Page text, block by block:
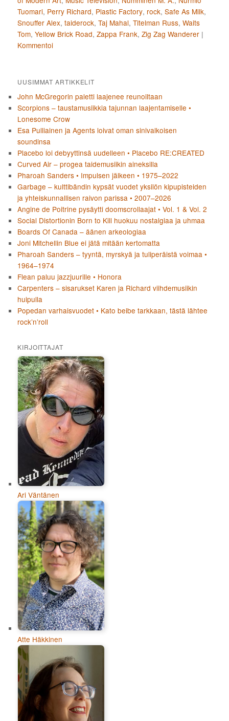
Tuomari, Perry Richard, Plastic Factory, rock,Safe As Milk,
Snouffer Alex,taiderock,Taj Mahal,Titelman Russ,Waits
Tom,Yellow Brick Road,Zappa Frank,Zig Zag Wanderer |
Kommentoi
UUSIMMAT ARTIKKELIT
John McGregorin paletti laajenee reunoiltaan
Scorpions – taustamusiikkia tajunnan laajentamiselle •
Lonesome Crow
Esa Pulliainen ja Agents loivat oman sinivalkoisen
soundinsa
Placebo loi debyyttinsä uudelleen • Placebo RE:CREATED
Curved Air – progea taidemusiikin aineksilla
Pharoah Sanders • Impulsen jälkeen • 1975–2022
Garbage – kulttibändin kypsät vuodet yksilön kipupisteiden
ja yhteiskunnallisen raivon parissa • 2007–2026
Angine de Poitrine pysäytti doomscrollaajat • Vol. 1 & Vol. 2
Social Distortionin Born to Kill huokuu nostalgiaa ja uhmaa
Boards Of Canada – äänen arkeologiaa
Joni Mitchellin Blue ei jätä mitään kertomatta
Pharoah Sanders – tyyntä, myrskyä ja tuliperäistä voimaa •
1964–1974
Flean paluu jazzjuurille • Honora
Carpenters – sisarukset Karen ja Richard viihdemusiikin
huipulla
Popedan varhaisvuodet • Kato beibe tarkkaan, tästä lähtee
rock’n’roll
KIRJOITTAJAT
Ari Väntänen
Atte Häkkinen